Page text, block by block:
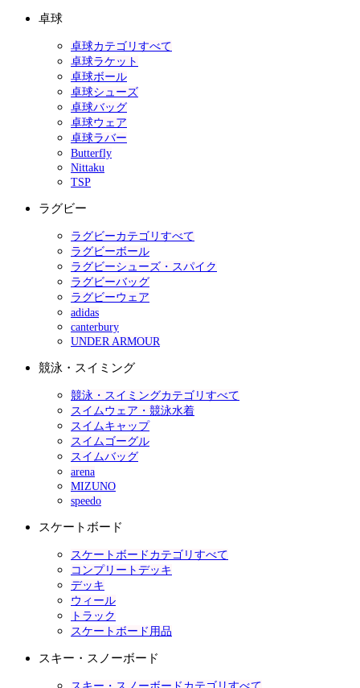
卓球
卓球カテゴリすべて
卓球ラケット
卓球ボール
卓球シューズ
卓球バッグ
卓球ウェア
卓球ラバー
Butterfly
Nittaku
TSP
ラグビー
ラグビーカテゴリすべて
ラグビーボール
ラグビーシューズ・スパイク
ラグビーバッグ
ラグビーウェア
adidas
canterbury
UNDER ARMOUR
競泳・スイミング
競泳・スイミングカテゴリすべて
スイムウェア・競泳水着
スイムキャップ
スイムゴーグル
スイムバッグ
arena
MIZUNO
speedo
スケートボード
スケートボードカテゴリすべて
コンプリートデッキ
デッキ
ウィール
トラック
スケートボード用品
スキー・スノーボード